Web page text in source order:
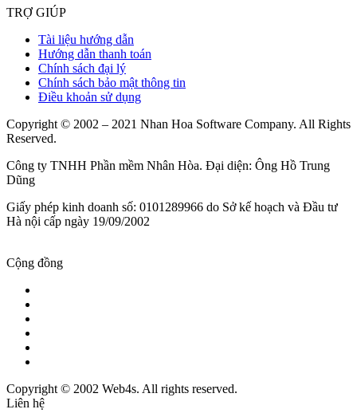
TRỢ GIÚP
Tài liệu hướng dẫn
Hướng dẫn thanh toán
Chính sách đại lý
Chính sách bảo mật thông tin
Điều khoản sử dụng
Copyright © 2002 – 2021 Nhan Hoa Software Company. All Rights
Reserved.
Công ty TNHH Phần mềm Nhân Hòa. Đại diện: Ông Hồ Trung
Dũng
Giấy phép kinh doanh số: 0101289966 do Sở kế hoạch và Đầu tư
Hà nội cấp ngày 19/09/2002
Cộng đồng
Copyright © 2002 Web4s. All rights reserved.
Liên hệ